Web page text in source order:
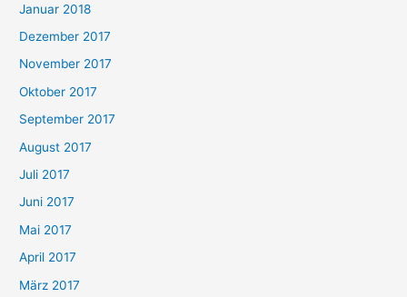
Januar 2018
Dezember 2017
November 2017
Oktober 2017
September 2017
August 2017
Juli 2017
Juni 2017
Mai 2017
April 2017
März 2017